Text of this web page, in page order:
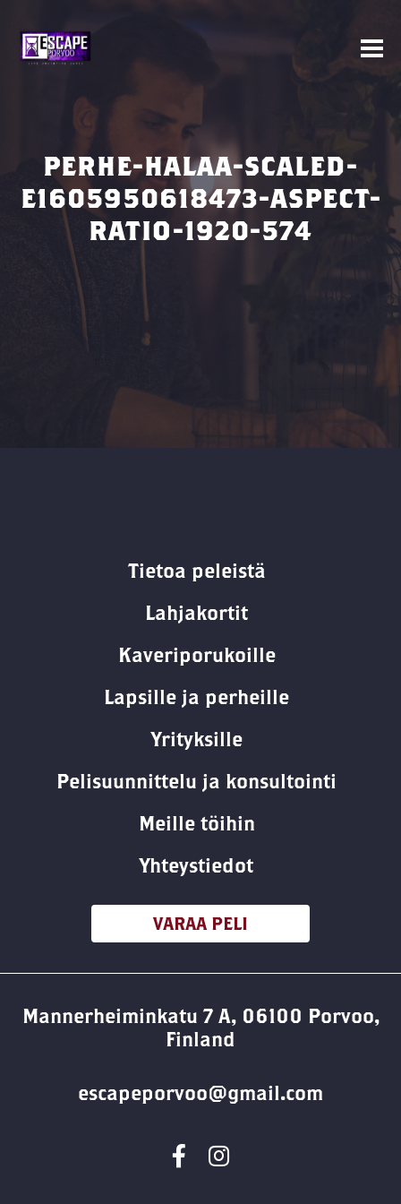
PERHE-HALAA-SCALED-
E1605950618473-ASPECT-
RATIO-1920-574
Tietoa peleistä
Lahjakortit
Kaveriporukoille
Lapsille ja perheille
Yrityksille
Pelisuunnittelu ja konsultointi
Meille töihin
Yhteystiedot
VARAA PELI
Mannerheiminkatu 7 A, 06100 Porvoo,
Finland
escapeporvoo@gmail.com